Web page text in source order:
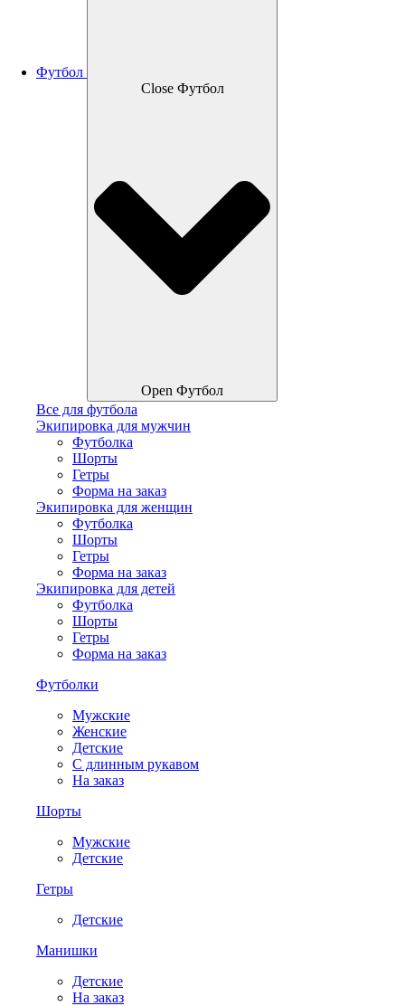
Футбол
Close Футбол
Open Футбол
Все для футбола
Экипировка для мужчин
Футболка
Шорты
Гетры
Форма на заказ
Экипировка для женщин
Футболка
Шорты
Гетры
Форма на заказ
Экипировка для детей
Футболка
Шорты
Гетры
Форма на заказ
Футболки
Мужские
Женские
Детские
С длинным рукавом
На заказ
Шорты
Мужские
Детские
Гетры
Детские
Манишки
Детские
На заказ